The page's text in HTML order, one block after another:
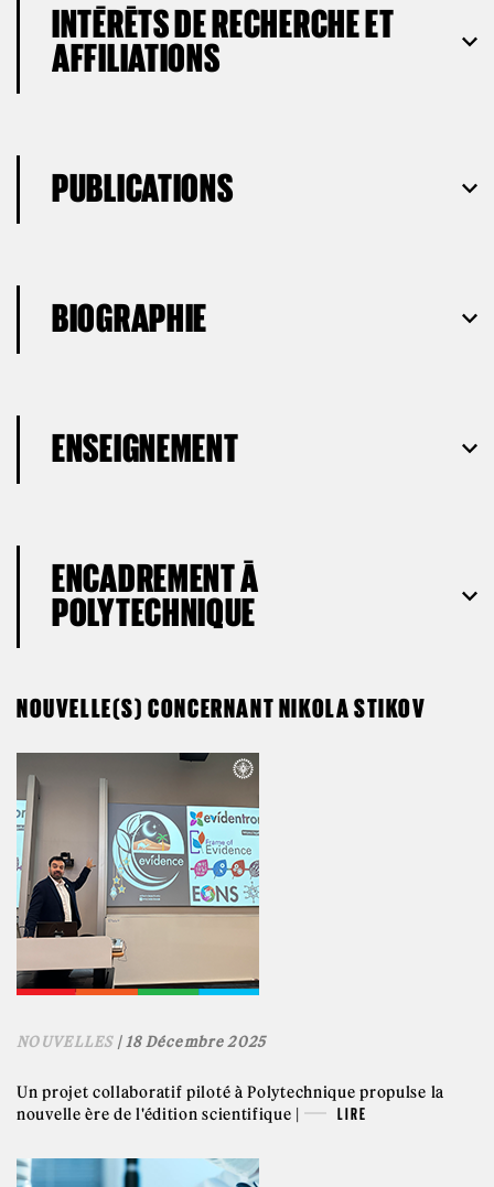
INTÉRÊTS DE RECHERCHE ET
AFFILIATIONS
PUBLICATIONS
BIOGRAPHIE
ENSEIGNEMENT
ENCADREMENT À
POLYTECHNIQUE
NOUVELLE(S) CONCERNANT NIKOLA STIKOV
NOUVELLES| 18 Décembre 2025
Un projet collaboratif piloté à Polytechnique propulse la
nouvelle ère de l'édition scientifique |
LIRE